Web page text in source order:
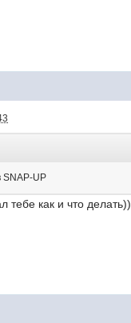
SNAP-UP
тебе как и что делать))